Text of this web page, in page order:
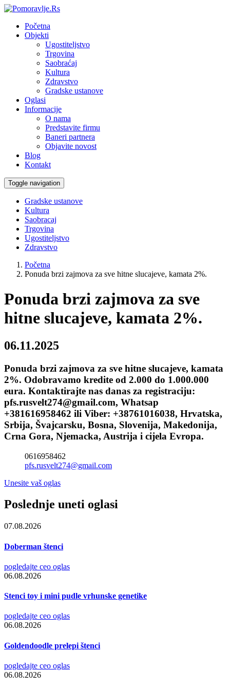
Početna
Objekti
Ugostiteljstvo
Trgovina
Saobraćaj
Kultura
Zdravstvo
Gradske ustanove
Oglasi
Informacije
O nama
Predstavite firmu
Baneri partnera
Objavite novost
Blog
Kontakt
Toggle navigation
Gradske ustanove
Kultura
Saobracaj
Trgovina
Ugostiteljstvo
Zdravstvo
Početna
Ponuda brzi zajmova za sve hitne slucajeve, kamata 2%.
Ponuda brzi zajmova za sve
hitne slucajeve, kamata 2%.
06.11.2025
Ponuda brzi zajmova za sve hitne slucajeve, kamata
2%. Odobravamo kredite od 2.000 do 1.000.000
eura. Kontaktirajte nas danas za registraciju:
pfs.rusvelt274@gmail.com, Whatsap
+381616958462 ili Viber: +38761016038, Hrvatska,
Srbija, Švajcarsku, Bosna, Slovenija, Makedonija,
Crna Gora, Njemacka, Austrija i cijela Evropa.
0616958462
pfs.rusvelt274@gmail.com
Unesite vaš oglas
Poslednje uneti oglasi
07.08.2026
Doberman štenci
pogledajte ceo oglas
06.08.2026
Stenci toy i mini pudle vrhunske genetike
pogledajte ceo oglas
06.08.2026
Goldendoodle prelepi štenci
pogledajte ceo oglas
06.08.2026